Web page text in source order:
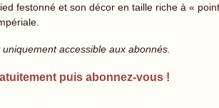
festonné et son décor en taille riche à «
accessible aux abonnés.
puis abonnez-vous !